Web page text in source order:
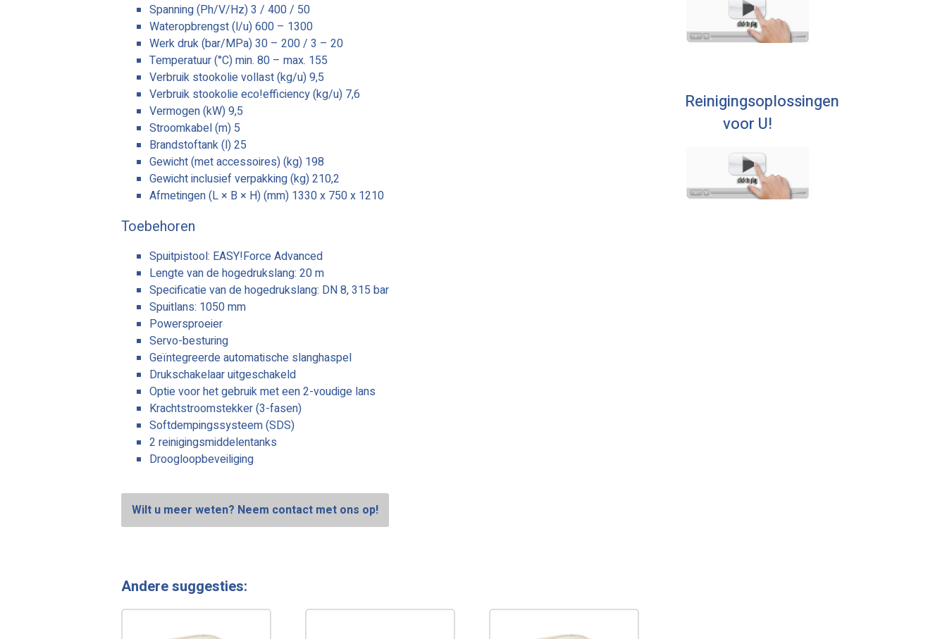
Spanning (Ph/V/Hz) 3 / 400 / 50
Wateropbrengst (l/u) 600 – 1300
Werk druk (bar/MPa) 30 – 200 / 3 – 20
Temperatuur (°C) min. 80 – max. 155
Verbruik stookolie vollast (kg/u) 9,5
Verbruik stookolie eco!efficiency (kg/u) 7,6
Vermogen (kW) 9,5
Stroomkabel (m) 5
Brandstoftank (l) 25
Gewicht (met accessoires) (kg) 198
Gewicht inclusief verpakking (kg) 210,2
Afmetingen (L × B × H) (mm) 1330 x 750 x 1210
Toebehoren
Spuitpistool: EASY!Force Advanced
Lengte van de hogedrukslang: 20 m
Specificatie van de hogedrukslang: DN 8, 315 bar
Spuitlans: 1050 mm
Powersproeier
Servo-besturing
Geïntegreerde automatische slanghaspel
Drukschakelaar uitgeschakeld
Optie voor het gebruik met een 2-voudige lans
Krachtstroomstekker (3-fasen)
Softdempingssysteem (SDS)
2 reinigingsmiddelentanks
Droogloopbeveiliging
Wilt u meer weten? Neem contact met ons op!
Andere suggesties:
Reinigingsoplossingen
voor U!